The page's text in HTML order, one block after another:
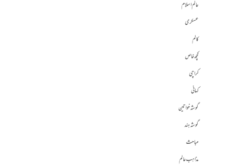
عالم اسلام
عسکری
کالم
کچھ خاص
کراچی
کہانی
گوشہ خواتین
گوشہ ہند
مباحث
مذاہب عالم